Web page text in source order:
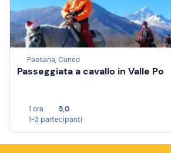
Paesana, Cuneo
Passeggiata a cavallo in Valle Po
1 ora
5,0
1-3 partecipanti